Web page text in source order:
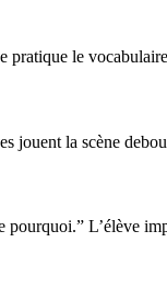
pratique le
jouent la scène
pourquoi.” L’élève